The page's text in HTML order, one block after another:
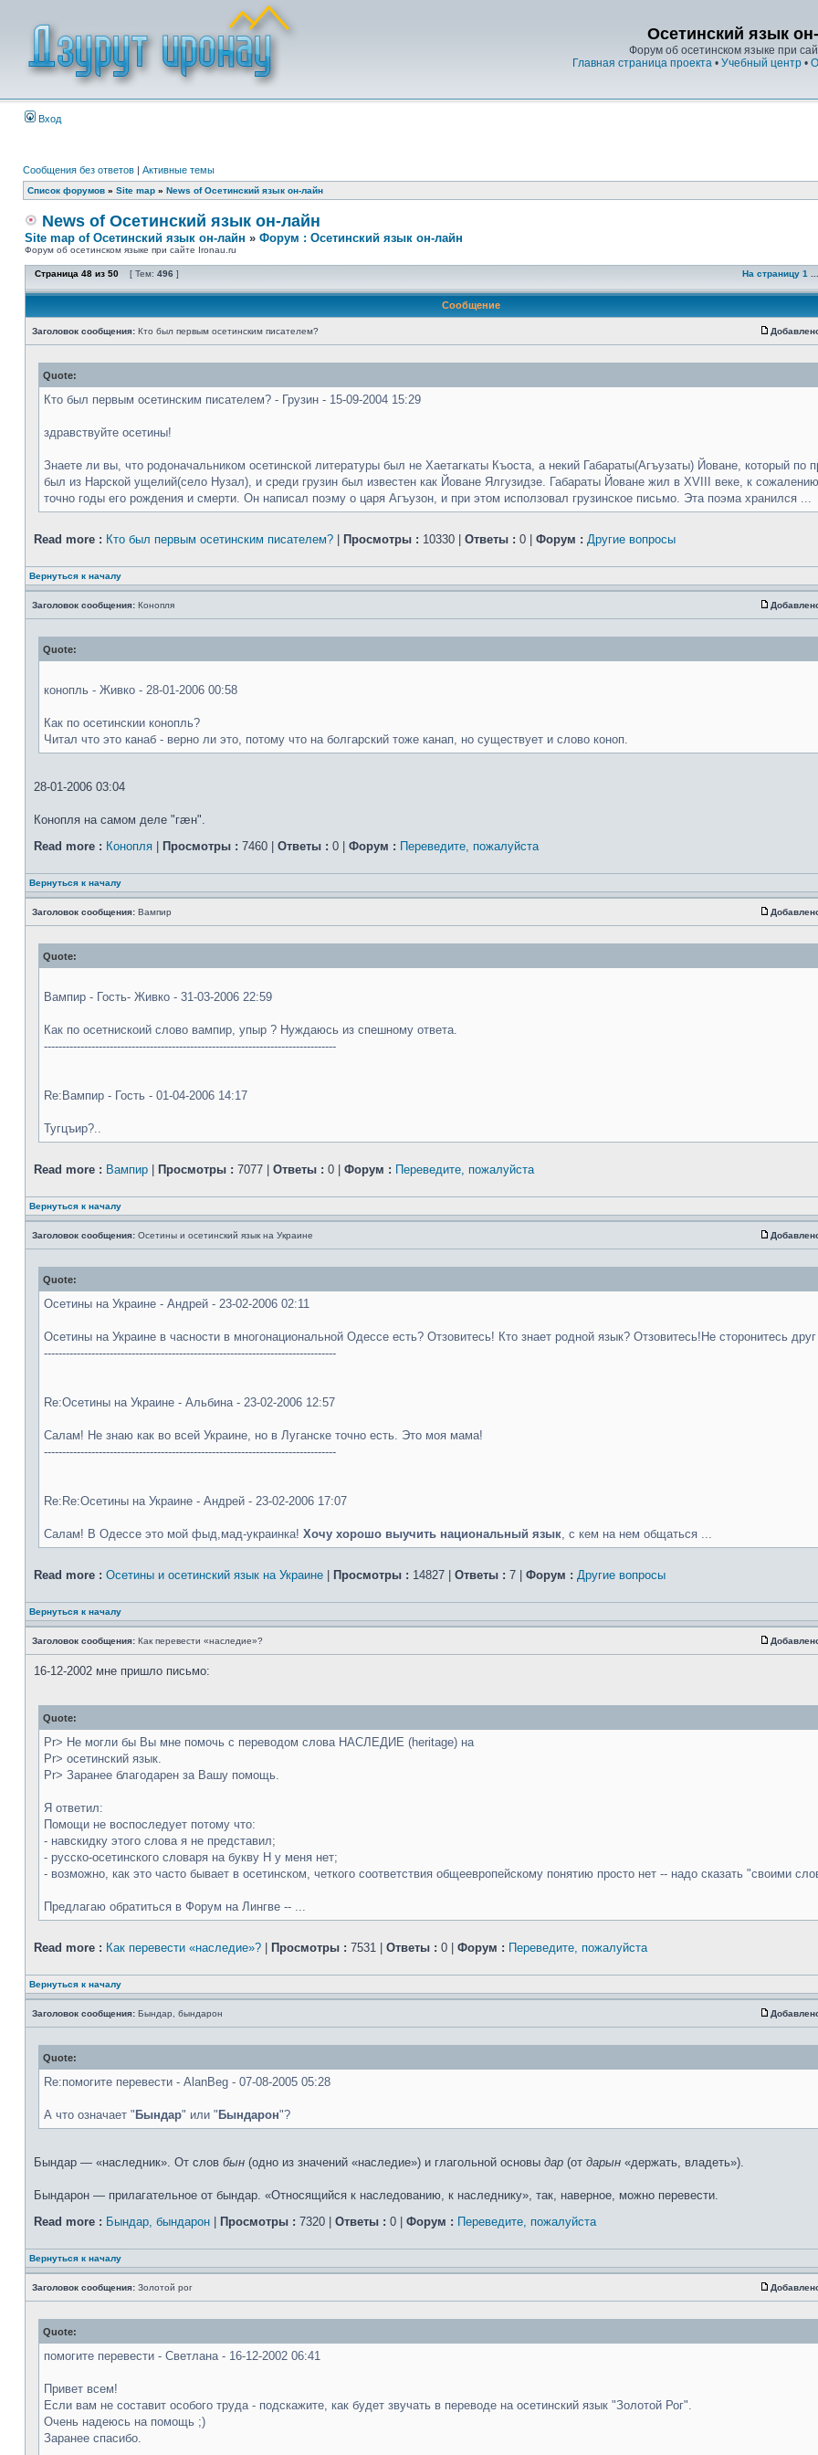
Осетинский язык
Форум об осетинском языке при
Главная страница проекта • Учебный центр •
Вход
Сообщения без ответов | Активные темы
Список форумов » Site map » News of Осетинский язык он-лайн
News of Осетинский язык он-лайн
Site map of Осетинский язык он-лайн » Форум : Осетинский язык он-лайн
Форум об осетинском языке при сайте Ironau.ru
Страница 48 из 50 [ Тем: 496 ] На страницу 1
Сообщение
Заголовок сообщения: Кто был первым осетинским писателем?
Quote:
Кто был первым осетинским писателем? - Грузин - 15-09-2004 15:29
здравствуйте осетины!
Знаете ли вы, что родоначальником осетинской литературы был не Хаетагкаты Къоста, а некий Габараты(Агъузаты) Йоване, который по
был из Нарской ущелий(село Нузал), и среди грузин был известен как Йоване Ялгузидзе. Габараты Йоване жил в XVIII веке, к
точно годы его рождения и смерти. Он написал поэму о царя Агъузон, и при этом исползовал грузинское письмо. Эта поэма хранился ...
Read more : Кто был первым осетинским писателем? Просмотры : 10330 | Ответы : 0 | Форум : Другие вопросы
Вернуться к началу
Заголовок сообщения: Конопля
Quote:
конопль - Живко - 28-01-2006 00:58
Как по осетинскии конопль?
Читал что это канаб - верно ли это, потому что на болгарский тоже канап, но существует и слово коноп.
28-01-2006 03:04
Конопля на самом деле "гæн".
Read more : Конопля Просмотры : 7460 | Ответы : 0 | Форум : Переведите, пожалуйста
Вернуться к началу
Заголовок сообщения: Вампир
Quote:
Вампир - Гость- Живко - 31-03-2006 22:59
Как по осетнискоий слово вампир, упыр ? Нуждаюсь из спешному ответа.
--------------------------------------------------------------------------------
Re:Вампир - Гость - 01-04-2006 14:17
Тугцъир?..
Read more : Вампир Просмотры : 7077 | Ответы : 0 | Форум : Переведите, пожалуйста
Вернуться к началу
Заголовок сообщения: Осетины и осетинский язык на Украине
Quote:
Осетины на Украине - Андрей - 23-02-2006 02:11
Осетины на Украине в часности в многонациональной Одессе есть? Отзовитесь! Кто знает родной язык? Отзовитесь!Не сторонитесь друг
--------------------------------------------------------------------------------
Re:Осетины на Украине - Альбина - 23-02-2006 12:57
Салам! Не знаю как во всей Украине, но в Луганске точно есть. Это моя мама!
--------------------------------------------------------------------------------
Re:Re:Осетины на Украине - Андрей - 23-02-2006 17:07
Салам! В Одессе это мой фыд,мад-украинка! Хочу хорошо выучить национальный язык, с кем на нем общаться ...
Read more : Осетины и осетинский язык на Украине Просмотры : 14827 | Ответы : 7 | Форум : Другие вопросы
Вернуться к началу
Заголовок сообщения: Как перевести «наследие»?
16-12-2002 мне пришло письмо:
Quote:
Pr> Не могли бы Вы мне помочь с переводом слова НАСЛЕДИЕ (heritage) на
Pr> осетинский язык.
Pr> Заранее благодарен за Вашу помощь.
Я ответил:
Помощи не воспоследует потому что:
- навскидку этого слова я не представил;
- русско-осетинского словаря на букву Н у меня нет;
- возможно, как это часто бывает в осетинском, четкого соответствия общеевропейскому понятию просто нет -- надо сказать "своими
Предлагаю обратиться в Форум на Лингве -- ...
Read more : Как перевести «наследие»? Просмотры : 7531 | Ответы : 0 | Форум : Переведите, пожалуйста
Вернуться к началу
Заголовок сообщения: Бындар, бындарон
Quote:
Re:помогите перевести - AlanBeg - 07-08-2005 05:28
А что означает " Бындар" или " Бындарон"?
Бындар — «наследник». От слов бын (одно из значений «наследие») и глагольной основы дар (от дарын «держать, владеть»).
Бындарон — прилагательное от бындар. «Относящийся к наследованию, к наследнику», так, наверное, можно перевести.
Read more : Бындар, бындарон Просмотры : 7320 | Ответы : 0 | Форум : Переведите, пожалуйста
Вернуться к началу
Заголовок сообщения: Золотой рог
Quote:
помогите перевести - Светлана - 16-12-2002 06:41
Привет всем!
Если вам не составит особого труда - подскажите, как будет звучать в переводе на осетинский язык "Золотой Рог".
Очень надеюсь на помощь ;)
Заранее спасибо.